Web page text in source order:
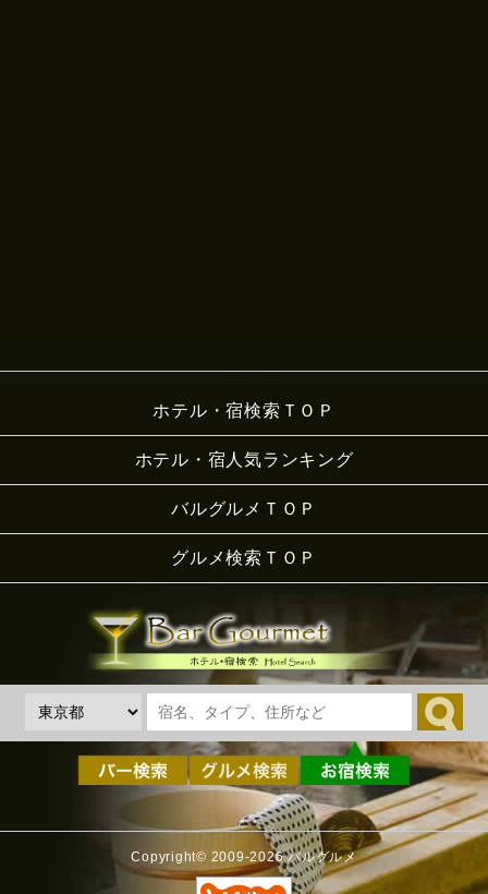
ホテル・宿検索ＴＯＰ
ホテル・宿人気ランキング
バルグルメＴＯＰ
グルメ検索ＴＯＰ
Copyright© 2009-2026 バルグルメ